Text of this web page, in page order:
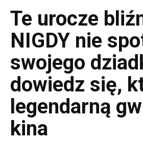
Te urocze
NIGDY nie
swojego
dowiedz się,
legendarną
kina